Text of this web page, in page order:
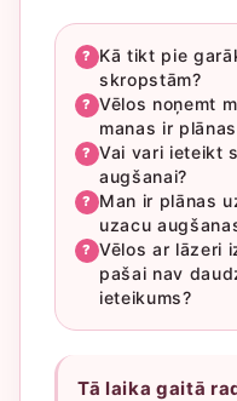
?
Kā tikt pie
skropstām?
? Vēlos noņemt
manas ir
? Vai vari ieteikt
augšanai?
?
Man ir plānas
uzacu
? Vēlos ar lāzeri
pašai nav
ieteikums?
Tā laika gaitā